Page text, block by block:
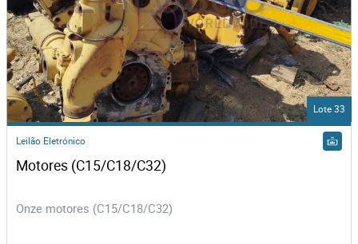
Lote 33
Leilão Eletrónico
Motores (C15/C18/C32)
Onze motores (C15/C18/C32)